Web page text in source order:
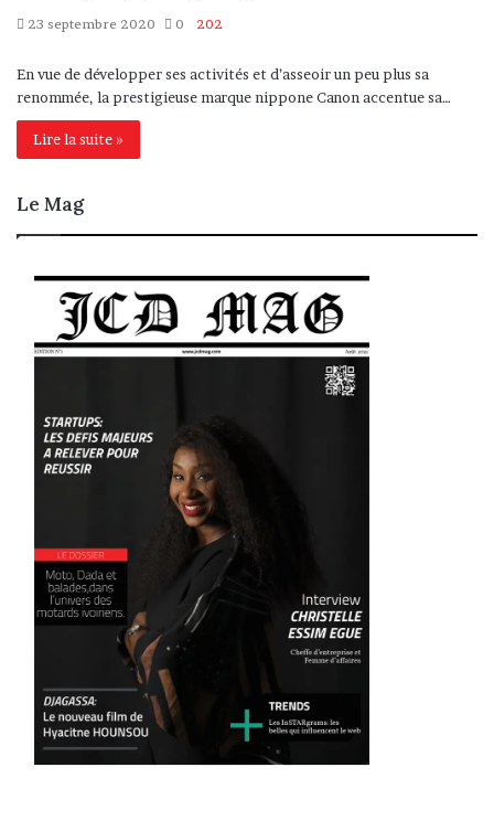
23 septembre 2020 0 202
En vue de développer ses activités et d’asseoir un peu plus sa
renommée, la prestigieuse marque nippone Canon accentue sa…
Lire la suite »
Le Mag